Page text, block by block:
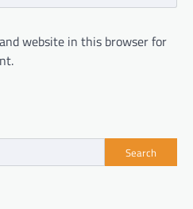
website in this browser for
Search